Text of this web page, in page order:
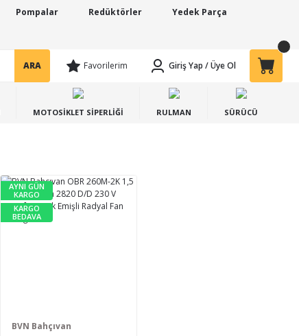
Pompalar Redüktörler Yedek Parça
ARA Favorilerim Giriş Yap /Üye Ol
MOTOSİKLET SİPERLİĞİ RULMAN SÜRÜCÜ
AYNI GÜN
KARGO
KARGO
BEDAVA
BVN Bahçıvan